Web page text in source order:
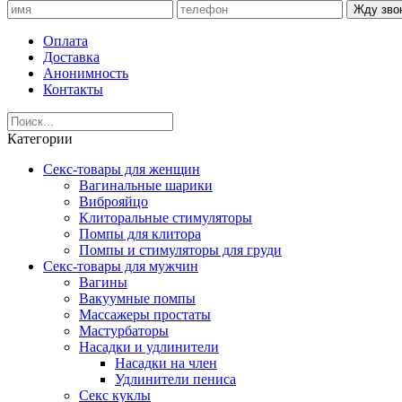
Жду
Оплата
Доставка
Анонимность
Контакты
Категории
Секс-товары для женщин
Вагинальные шарики
Виброяйцо
Клиторальные стимуляторы
Помпы для клитора
Помпы и стимуляторы для груди
Секс-товары для мужчин
Вагины
Вакуумные помпы
Массажеры простаты
Мастурбаторы
Насадки и удлинители
Насадки на член
Удлинители пениса
Секс куклы